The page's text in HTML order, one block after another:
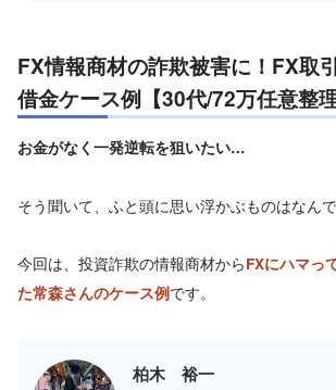
FX情報商材の詐欺被害に！FX取
借金ケース例【30代/72万任意整理
お金がなく一発逆転を狙いたい…
そう聞いて、ふと頭に思い浮かぶものはなん
今回は、投資詐欺の情報商材からFXにハマっ
た常森さんのケース例です。
柏木 裕一